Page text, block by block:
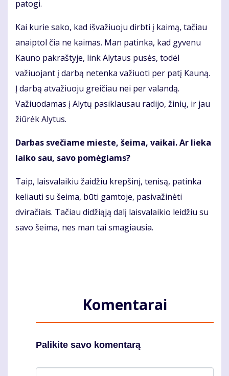
patogi.
Kai kurie sako, kad išvažiuoju dirbti į kaimą, tačiau
anaiptol čia ne kaimas. Man patinka, kad gyvenu
Kauno pakraštyje, link Alytaus pusės, todėl
važiuojant į darbą netenka važiuoti per patį Kauną.
Į darbą atvažiuoju greičiau nei per valandą.
Važiuodamas į Alytų pasiklausau radijo, žinių, ir jau
žiūrėk Alytus.
Darbas svečiame mieste, šeima, vaikai. Ar lieka
laiko sau, savo pomėgiams?
Taip, laisvalaikiu žaidžiu krepšinį, tenisą, patinka
keliauti su šeima, būti gamtoje, pasivažinėti
dviračiais. Tačiau didžiąją dalį laisvalaikio leidžiu su
savo šeima, nes man tai smagiausia.
Komentarai
Palikite savo komentarą